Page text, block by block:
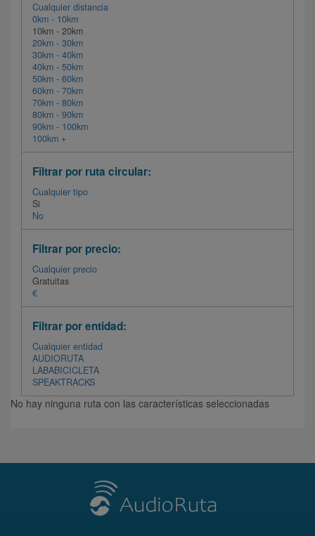
Cualquier distancia
0km - 10km
10km - 20km
20km - 30km
30km - 40km
40km - 50km
50km - 60km
60km - 70km
70km - 80km
80km - 90km
90km - 100km
100km +
Filtrar por ruta circular:
Cualquier tipo
Si
No
Filtrar por precio:
Cualquier precio
Gratuitas
€
Filtrar por entidad:
Cualquier entidad
AUDIORUTA
LABABICICLETA
SPEAKTRACKS
No hay ninguna ruta con las características seleccionadas